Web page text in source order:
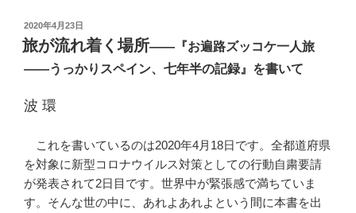
投
稿
日:
2020年4月23日
旅が流れ着く場所――『お遍路ズッコケ一人旅
――うっかりスペイン、七年半の記録』を書いて
波 環
これを書いているのは2020年4月18日です。全都道府県
を対象に新型コロナウイルス対策としての行動自粛要請
が発表されて2日目です。世界中が緊張感で満ちていま
す。そんな世の中に、あれよあれよという間に本書を出